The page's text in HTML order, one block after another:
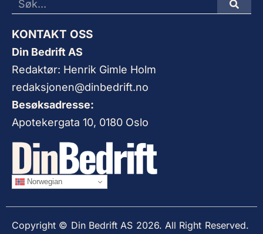
KONTAKT OSS
Din Bedrift AS
Redaktør: Henrik Gimle Holm
redaksjonen@dinbedrift.no
Besøksadresse:
Apotekergata 10, 0180 Oslo
Norwegian
Copyright © Din Bedrift AS 2026. All Right Reserved.